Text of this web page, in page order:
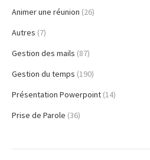
Animer une réunion (26)
Autres (7)
Gestion des mails (87)
Gestion du temps (190)
Présentation Powerpoint (14)
Prise de Parole (36)